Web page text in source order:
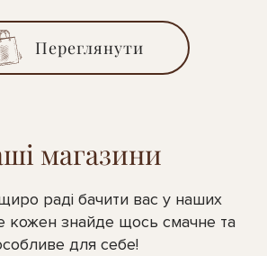
Переглянути
магазини
раді бачити вас у наших
кожен знайде щось смачне та
для себе!